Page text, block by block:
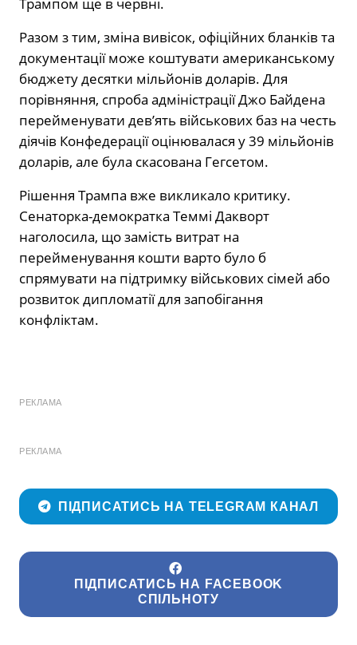
Разом з тим, зміна вивісок, офіційних бланків та
документації може коштувати американському
бюджету десятки мільйонів доларів. Для
порівняння, спроба адміністрації Джо Байдена
перейменувати дев’ять військових баз на честь
діячів Конфедерації оцінювалася у 39 мільйонів
доларів, але була скасована Гегсетом.
Рішення Трампа вже викликало критику.
Сенаторка-демократка Теммі Дакворт
наголосила, що замість витрат на
перейменування кошти варто було б
спрямувати на підтримку військових сімей або
розвиток дипломатії для запобігання
конфліктам.
РЕКЛАМА
РЕКЛАМА
ПІДПИСАТИСЬ НА TELEGRAM КАНАЛ
ПІДПИСАТИСЬ НА FACEBOOK
СПІЛЬНОТУ